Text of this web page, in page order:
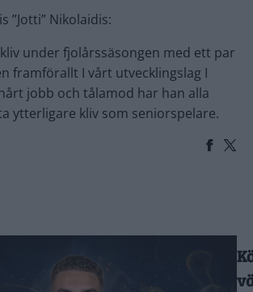
”Jotti” Nikolaidis:
under fjolårssäsongen med ett par
framförallt I vårt utvecklingslag I
jobb och tålamod har han alla
ytterligare kliv som seniorspelare.